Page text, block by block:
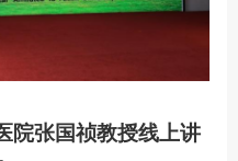
院张国祯教授线上讲